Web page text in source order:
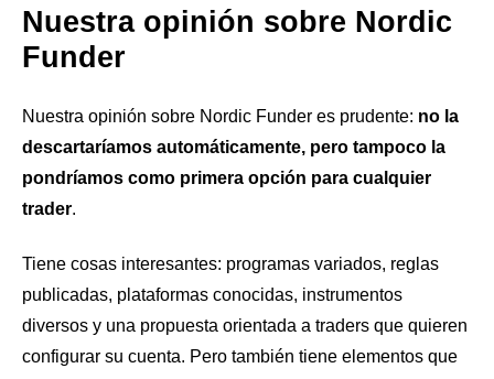
Nuestra opinión sobre Nordic
Funder
Nuestra opinión sobre Nordic Funder es prudente: no la
descartaríamos automáticamente, pero tampoco la
pondríamos como primera opción para cualquier
trader.
Tiene cosas interesantes: programas variados, reglas
publicadas, plataformas conocidas, instrumentos
diversos y una propuesta orientada a traders que quieren
configurar su cuenta. Pero también tiene elementos que